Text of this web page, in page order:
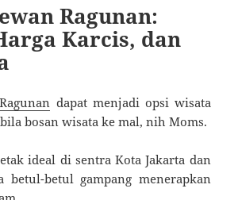
Ragunan:
Karcis, dan
dapat menjadi opsi wisata
bosan wisata ke mal, nih Moms.
ideal di sentra Kota Jakarta dan
betul-betul gampang menerapkan